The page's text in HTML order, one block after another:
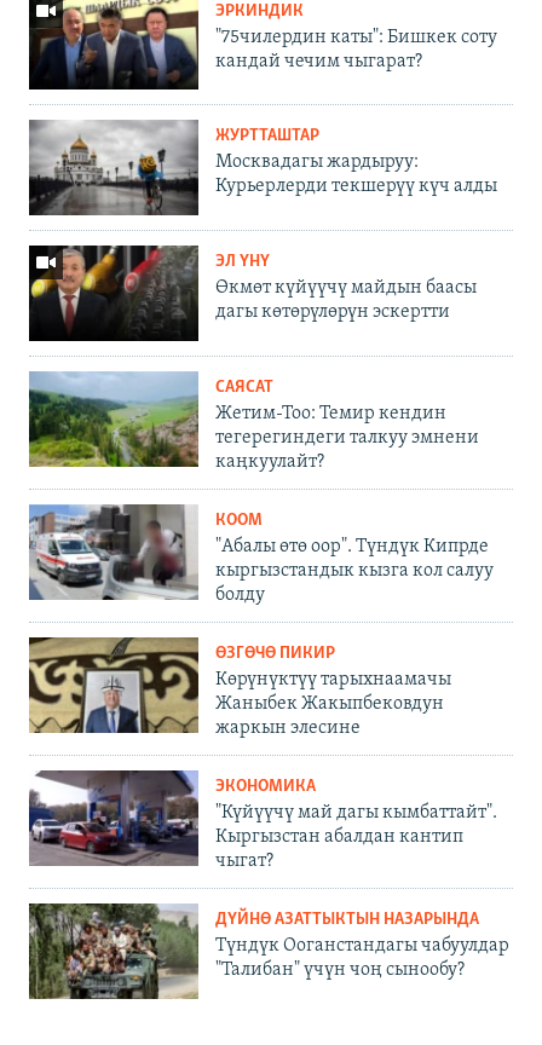
ЭРКИНДИК
"75чилердин каты": Бишкек соту
кандай чечим чыгарат?
ЖУРТТАШТАР
Москвадагы жардыруу:
Курьерлерди текшерүү күч алды
ЭЛ ҮНҮ
Өкмөт күйүүчү майдын баасы
дагы көтөрүлөрүн эскертти
САЯСАТ
Жетим-Тоо: Темир кендин
тегерегиндеги талкуу эмнени
каңкуулайт?
КООМ
"Абалы өтө оор". Түндүк Кипрде
кыргызстандык кызга кол салуу
болду
ӨЗГӨЧӨ ПИКИР
Көрүнүктүү тарыхнаамачы
Жаныбек Жакыпбековдун
жаркын элесине
ЭКОНОМИКА
"Күйүүчү май дагы кымбаттайт".
Кыргызстан абалдан кантип
чыгат?
ДҮЙНӨ АЗАТТЫКТЫН НАЗАРЫНДА
Түндүк Ооганстандагы чабуулдар
"Талибан" үчүн чоң сынообу?